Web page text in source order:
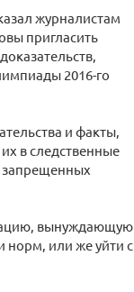
журналистам
пригласить
2016-го
и факты,
в следственные
запрещенных
вынуждающую
норм, или же уйти с